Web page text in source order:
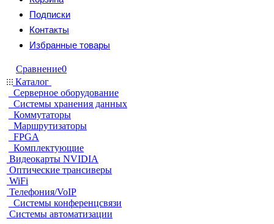
Подписки
Контакты
Избранные товары
Сравнение0
Каталог
Серверное оборудование
Системы хранения данных
Коммутаторы
Маршрутизаторы
FPGA
Комплектующие
Видеокарты NVIDIA
Оптические трансиверы
WiFi
Телефония/VoIP
Системы конференцсвязи
Системы автоматизации